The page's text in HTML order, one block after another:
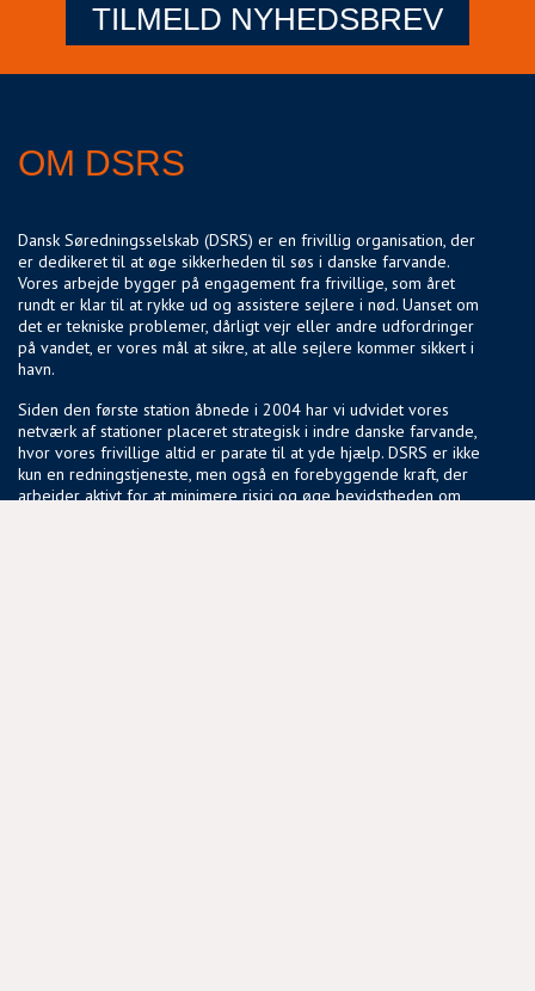
TILMELD NYHEDSBREV
OM DSRS
Dansk Søredningsselskab (DSRS) er en frivillig organisation, der
er dedikeret til at øge sikkerheden til søs i danske farvande.
Vores arbejde bygger på engagement fra frivillige, som året
rundt er klar til at rykke ud og assistere sejlere i nød. Uanset om
det er tekniske problemer, dårligt vejr eller andre udfordringer
på vandet, er vores mål at sikre, at alle sejlere kommer sikkert i
havn.
Siden den første station åbnede i 2004 har vi udvidet vores
netværk af stationer placeret strategisk i indre danske farvande,
hvor vores frivillige altid er parate til at yde hjælp. DSRS er ikke
kun en redningstjeneste, men også en forebyggende kraft, der
arbejder aktivt for at minimere risici og øge bevidstheden om